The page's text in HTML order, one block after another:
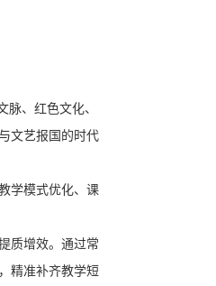
、红色文化、
文艺报国的时代
学模式优化、课
质增效。通过常
精准补齐教学短